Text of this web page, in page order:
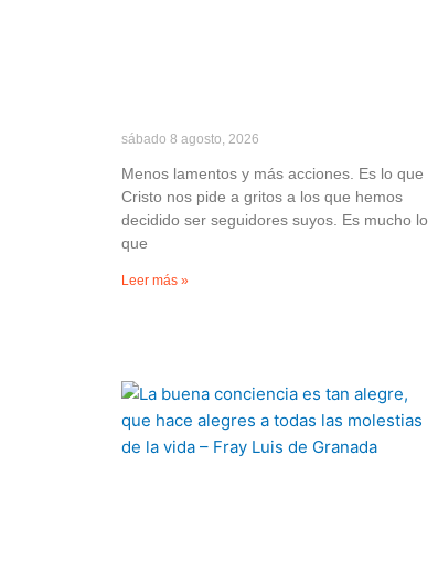
sábado 8 agosto, 2026
Menos lamentos y más acciones. Es lo que
Cristo nos pide a gritos a los que hemos
decidido ser seguidores suyos. Es mucho lo
que
Leer más »